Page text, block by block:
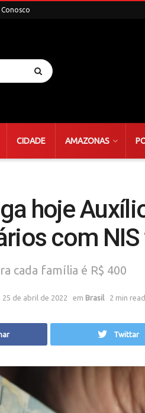
Conosco
CIDADE AMAZONAS
hoje
com
cada família é R$ 400
25 de abril de 2022 em Brasil 2 min read
Twittar